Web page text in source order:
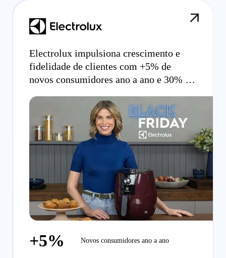
Electrolux impulsiona crescimento e
fidelidade de clientes com +5% de
novos consumidores ano a ano e 30% de
completo para Black Friday
+5% Novos consumidores ano a ano